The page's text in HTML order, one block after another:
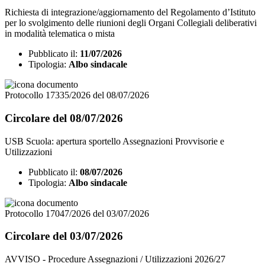
Richiesta di integrazione/aggiornamento del Regolamento d’Istituto
per lo svolgimento delle riunioni degli Organi Collegiali deliberativi
in modalità telematica o mista
Pubblicato il: 11/07/2026
Tipologia: Albo sindacale
Protocollo 17335/2026 del 08/07/2026
Circolare del 08/07/2026
USB Scuola: apertura sportello Assegnazioni Provvisorie e
Utilizzazioni
Pubblicato il: 08/07/2026
Tipologia: Albo sindacale
Protocollo 17047/2026 del 03/07/2026
Circolare del 03/07/2026
AVVISO - Procedure Assegnazioni / Utilizzazioni 2026/27